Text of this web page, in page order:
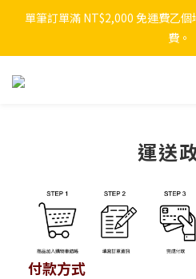
單筆訂單滿 NT$2,000 免運費乙
費。
運送
付款方式